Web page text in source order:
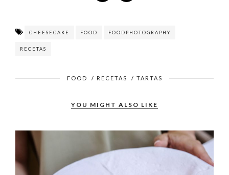
CHEESECAKE FOOD FOODPHOTOGRAPHY
RECETAS
FOOD / RECETAS / TARTAS
YOU MIGHT ALSO LIKE